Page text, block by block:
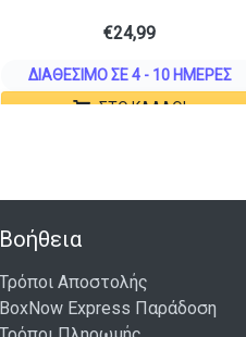
€24,99
ΔΙΑΘΈΣΙΜΟ ΣΕ 4 - 10 ΗΜΈΡΕΣ
ΣΤΟ ΚΑΛΆΘΙ
Βοήθεια
Τρόποι Αποστολής
BoxNow Express Παράδοση